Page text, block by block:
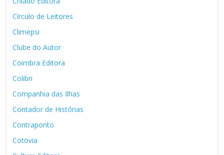
Círculo de Leitores
Climepsi
Clube do Autor
Coimbra Editora
Colibri
Companhia das Ilhas
Contador de Histórias
Contraponto
Cotovia